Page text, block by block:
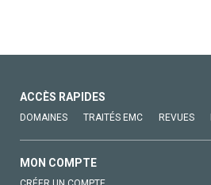
ACCÈS RAPIDES
DOMAINES TRAITÉS EMC REVUES
MON COMPTE